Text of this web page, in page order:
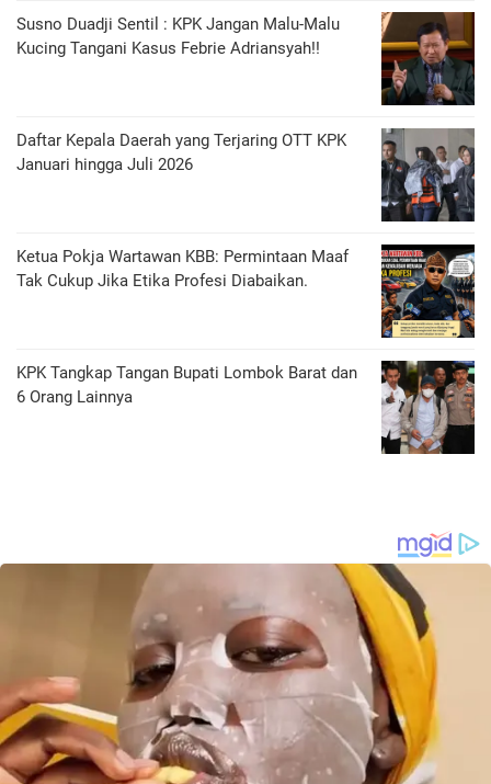
Susno Duadji Sentil : KPK Jangan Malu-Malu
Kucing Tangani Kasus Febrie Adriansyah!!
Daftar Kepala Daerah yang Terjaring OTT KPK
Januari hingga Juli 2026
Ketua Pokja Wartawan KBB: Permintaan Maaf
Tak Cukup Jika Etika Profesi Diabaikan.
KPK Tangkap Tangan Bupati Lombok Barat dan
6 Orang Lainnya